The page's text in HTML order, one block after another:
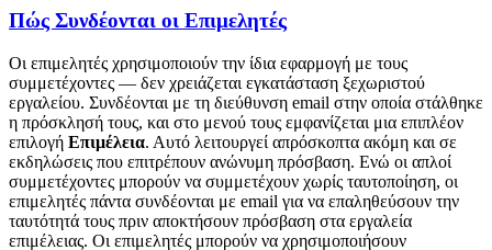
Πώς Συνδέονται οι Επιμελητές
Οι επιμελητές χρησιμοποιούν την ίδια εφαρμογή με τους
συμμετέχοντες — δεν χρειάζεται εγκατάσταση ξεχωριστού
εργαλείου. Συνδέονται με τη διεύθυνση email στην οποία στάλθηκε
η πρόσκλησή τους, και στο μενού τους εμφανίζεται μια επιπλέον
επιλογή Επιμέλεια. Αυτό λειτουργεί απρόσκοπτα ακόμη και σε
εκδηλώσεις που επιτρέπουν ανώνυμη πρόσβαση. Ενώ οι απλοί
συμμετέχοντες μπορούν να συμμετέχουν χωρίς ταυτοποίηση, οι
επιμελητές πάντα συνδέονται με email για να επαληθεύσουν την
ταυτότητά τους πριν αποκτήσουν πρόσβαση στα εργαλεία
επιμέλειας. Οι επιμελητές μπορούν να χρησιμοποιήσουν